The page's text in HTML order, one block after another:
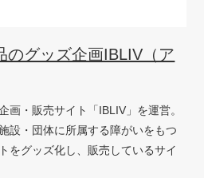
のグッズ企画IBLIV（ア
画・販売サイト「IBLIV」を運営。
設・団体に所属する障がいをもつ
をグッズ化し、販売しているサイ